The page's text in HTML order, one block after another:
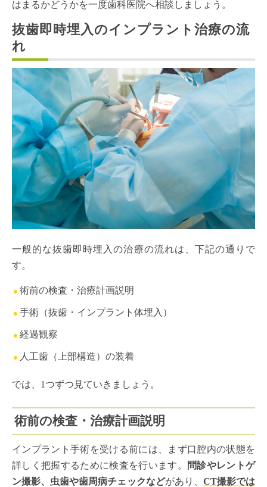
はまるかどうかを一度歯科医院へ相談しましょう。
抜歯即時埋入のインプラント治療の流
れ
一般的な抜歯即時埋入の治療の流れは、下記の通りで
す。
術前の検査・治療計画説明
手術（抜歯・インプラント体埋入）
経過観察
人工歯（上部構造）の装着
では、1つずつ見ていきましょう。
術前の検査・治療計画説明
インプラント手術を受ける前には、まず口腔内の状態を
詳しく把握するために検査を行います。
問診やレントゲ
ン撮影、虫歯や歯周病チェックなどがあり、 CT撮影では